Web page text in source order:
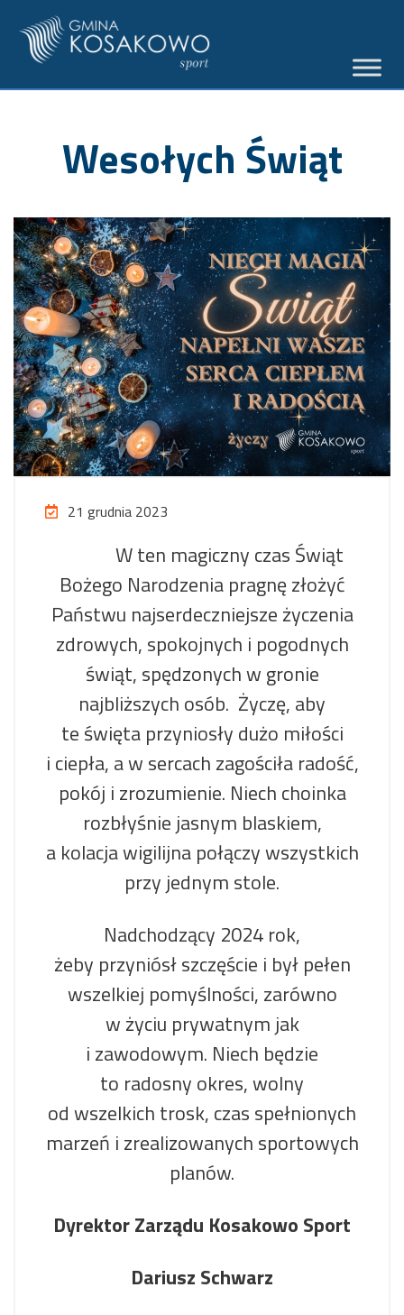
Wesołych Świąt
21 grudnia 2023
W ten magiczny czas Świąt
Bożego Narodzenia pragnę złożyć
Państwu najserdeczniejsze życzenia
zdrowych, spokojnych i pogodnych
świąt, spędzonych w gronie
najbliższych osób. Życzę, aby
te święta przyniosły dużo miłości
i ciepła, a w sercach zagościła radość,
pokój i zrozumienie. Niech choinka
rozbłyśnie jasnym blaskiem,
a kolacja wigilijna połączy wszystkich
przy jednym stole.
Nadchodzący 2024 rok,
żeby przyniósł szczęście i był pełen
wszelkiej pomyślności, zarówno
w życiu prywatnym jak
i zawodowym. Niech będzie
to radosny okres, wolny
od wszelkich trosk, czas spełnionych
marzeń i zrealizowanych sportowych
planów.
Dyrektor Zarządu Kosakowo Sport
Dariusz Schwarz